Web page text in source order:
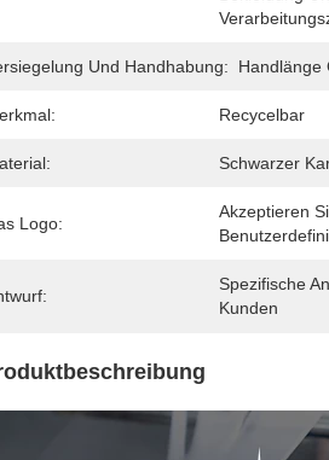
Und Handhabung: Handlänge
Recycelbar
Schwarzer
Logo:
Akzeptieren
Spezifische
Kunden